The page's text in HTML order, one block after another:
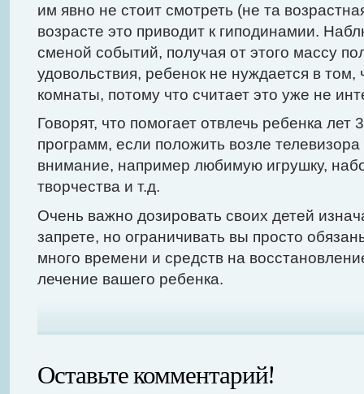
им явно не стоит смотреть (не та
возрасте это приводит к гиподинамии.
сменой событий, получая от этого массу
удовольствия, ребенок не нуждается в
комнаты, потому что считает это уже не
Говорят, что помогает отвлечь ребенка лет
программ, если положить возле
внимание, например любимую игрушку,
творчества и т.д.
Очень важно дозировать своих детей
запрете, но ограничивать вы просто
много времени и средств на
лечение вашего ребенка.
Оставьте комментарий!